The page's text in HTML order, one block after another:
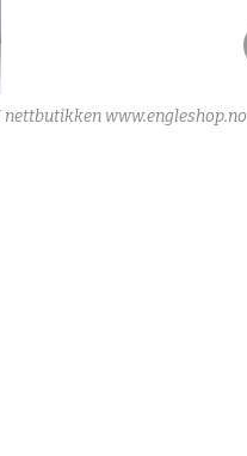
www.engleshop.no